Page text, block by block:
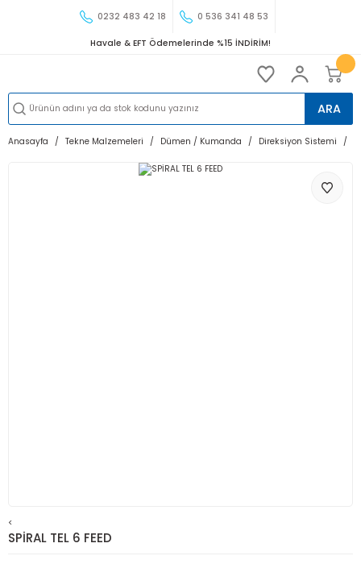
0232 483 42 18 0 536 341 48 53
Havale & EFT Ödemelerinde %15 İNDİRİM!
ARA
Anasayfa Tekne Malzemeleri Dümen / Kumanda Direksiyon Sistemi
<
SPİRAL TEL 6 FEED